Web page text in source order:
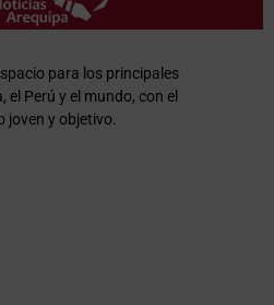
para los principales
Perú y el mundo, con el
joven y objetivo.